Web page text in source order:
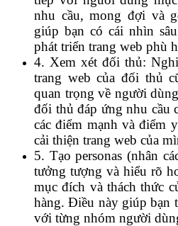
nhu cầu, mong đợi và
giúp bạn có cái nhìn
phát triển trang web phù
4. Xem xét đối thủ:
trang web của đối thủ
quan trọng về người
đối thủ đáp ứng nhu cầu
các điểm mạnh và điểm
cải thiện trang web của
5. Tạo personas (nhân
tưởng tượng và hiểu rõ
mục đích và thách thức
hàng. Điều này giúp bạn
với từng nhóm người